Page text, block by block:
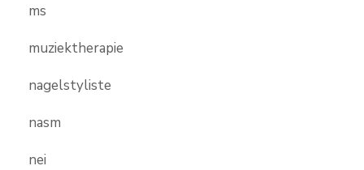
ms
muziektherapie
nagelstyliste
nasm
nei